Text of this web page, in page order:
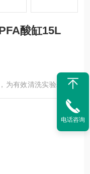
酸缸15L
为有效清洗实验耗材器
用于浸泡、清洗特氟龙
电话咨询